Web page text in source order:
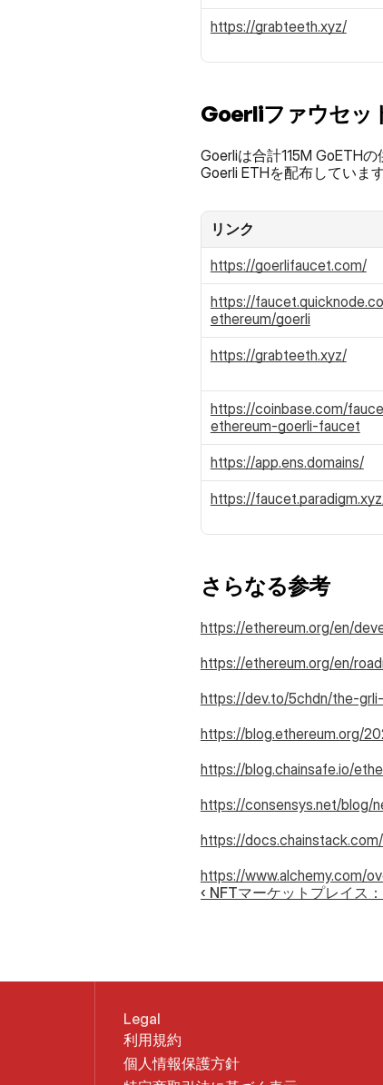
https://grabteeth.xyz/
Goerliファウセッ
Goerliは合計115M GoETH
Goerli ETHを配布しています
リンク
https://goerlifaucet.com/
https://
ethereum/goerli
https://grabteeth.xyz/
https://coinbase.com/
ethereum-goerli-faucet
https://app.ens.domains/
https://
さらなる参考
https://ethereum.org/en/
https://ethereum.org/en/
https://dev.to/5chdn/the-
https://blog.ethereum.org/
https://blog.chainsafe.io/
https://consensys.net/
https://
https://www.alchemy.com/
‹ NFTマーケットプレイス
Legal
利用規約
個人情報保護方針